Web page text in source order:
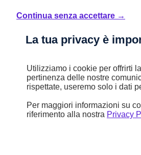
Nuovo
Benzina
Automatico
5,1 l/100km
B (115 g/km)
Continua senza accettare →
La tua privacy è
Utilizziamo i cookie per offrirti
pertinenza delle nostre
rispettate, useremo solo i dati
Per maggiori informazioni su
riferimento alla nostra Privacy